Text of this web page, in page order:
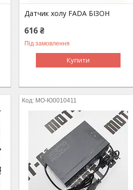
Датчик холу FADA БІЗОН
616 ₴
Під замовлення
Купити
MO-Ю0010411